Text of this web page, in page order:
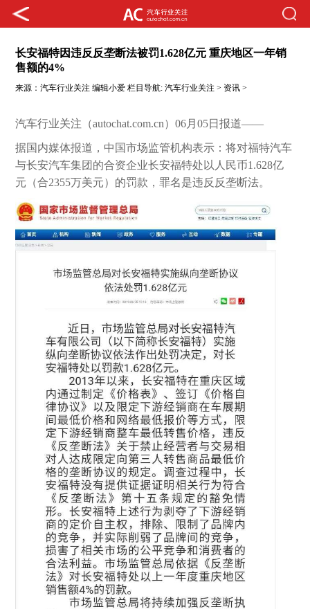
长安福特因违反反垄断法被罚1.628亿元 重庆地区一年销
售额的4%
来源：汽车行业关注 编辑小爱 栏目导航:汽车行业关注 > 资讯 >
汽车行业关注（autochat.com.cn）06月05日报道——
据国内媒体报道，中国市场监管机构表示：将对福特汽车
与长安汽车集团的合资企业长安福特处以人民币1.628亿
元（合2355万美元）的罚款，罪名是违反反垄断法。